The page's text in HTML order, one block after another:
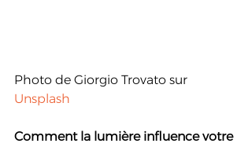
Photo de Giorgio Trovato sur
Unsplash
Comment la lumière influence votre